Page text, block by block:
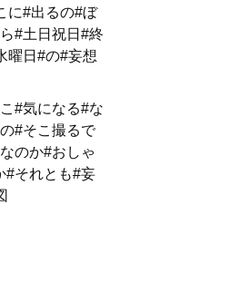
に#出るの#ぼ
#土日祝日#終
曜日#の#妄想
#気になる#な
#そこ撮るで
のか#おしゃ
#それとも#妄